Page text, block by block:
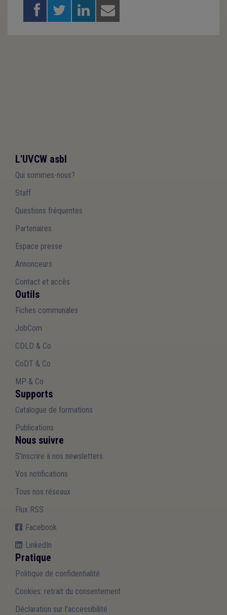
L'UVCW asbl
Qui sommes-nous?
Staff
Questions fréquentes
Partenaires
Espace presse
Annonceurs
Contact et accès
Outils
Fiches communales
JobCom
CDLD & Co
CoDT & Co
MP & Co
Supports
Catalogue de formations
Publications
Nous suivre
S'inscrire à nos newsletters
Vos notifications
Tous nos réseaux
Flux RSS
Facebook
LinkedIn
Pratique
Politique de confidentialité
Cookies: retrait du consentement
Déclaration sur l'accessibilité